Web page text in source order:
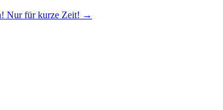
Nur für kurze Zeit! →